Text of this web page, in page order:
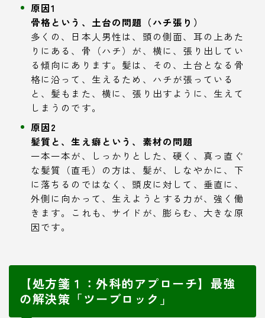
原因1
骨格という、土台の問題（ハチ張り）
多くの、日本人男性は、頭の側面、耳の上あた
りにある、骨（ハチ）が、横に、張り出してい
る傾向にあります。髪は、その、土台となる骨
格に沿って、生えるため、ハチが張っている
と、髪もまた、横に、張り出すように、生えて
しまうのです。
原因2
髪質と、生え癖という、素材の問題
一本一本が、しっかりとした、硬く、真っ直ぐ
な髪質（直毛）の方は、髪が、しなやかに、下
に落ちるのではなく、頭皮に対して、垂直に、
外側に向かって、生えようとする力が、強く働
きます。これも、サイドが、膨らむ、大きな原
因です。
【処方箋１：外科的アプローチ】最強
の解決策「ツーブロック」